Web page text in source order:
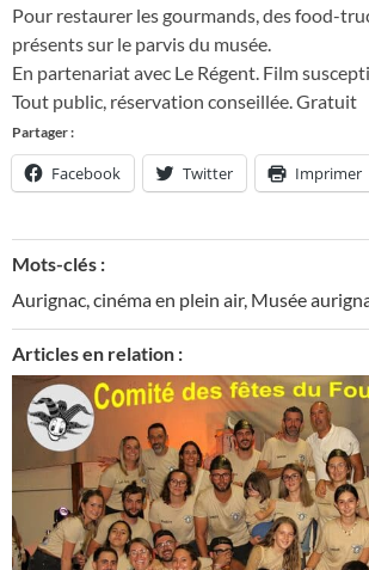
Pour restaurer les gourmands, des food-
présents sur le parvis du musée.
En partenariat avec Le Régent. Film
Tout public, réservation conseillée. Gratuit
Partager :
Facebook Twitter Imprimer
Mots-clés :
Aurignac,cinéma en plein air, Musée
Articles en relation :